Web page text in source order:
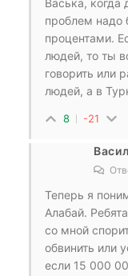
Васька, когда
проблем надо
процентами.
людей, то ты
говорить или
людей, а в
8 -21
Теперь я
Алабай.
со мной
обвинить или
если 15 000